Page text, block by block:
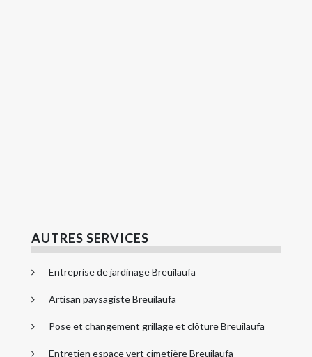
AUTRES SERVICES
Entreprise de jardinage Breuilaufa
Artisan paysagiste Breuilaufa
Pose et changement grillage et clôture Breuilaufa
Entretien espace vert cimetière Breuilaufa